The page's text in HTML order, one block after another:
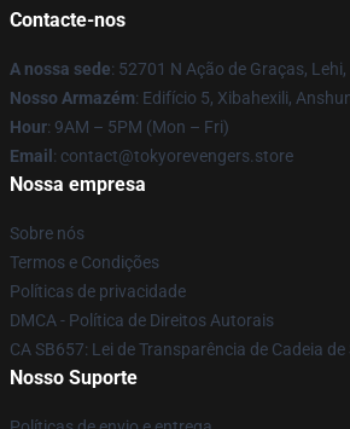
Contacte-nos
A nossa sede: 52701 N Ação de Graças, Lehi,
Nosso Armazém: Edifício 5, Xibahexili,
Hour: 9AM – 5PM (Mon – Fri)
Email : contact@tokyorevengers.store
Nossa empresa
Sobre nós
Termos e Condições
Políticas de privacidade
DMCA - Política de Direitos Autorais
CA SB657: Lei de Transparência de Cadeia
Nosso Suporte